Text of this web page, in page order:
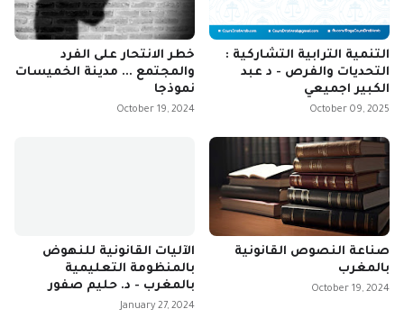
التنمية الترابية التشاركية :
التحديات والفرص - د عبد
الكبير اجميعي
October 09, 2025
خطر الانتحار على الفرد
والمجتمع ... مدينة الخميسات
نموذجا
October 19, 2024
صناعة النصوص القانونية
بالمغرب
October 19, 2024
الآليات القانونية للنهوض
بالمنظومة التعليمية
بالمغرب - د. حليم صفور
January 27, 2024